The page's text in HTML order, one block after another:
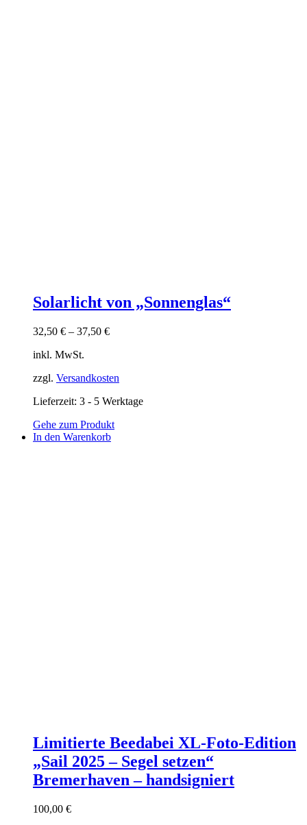
Solarlicht von „Sonnenglas“
32,50 € – 37,50 €
inkl. MwSt.
zzgl. Versandkosten
Lieferzeit: 3 - 5 Werktage
Gehe zum Produkt
In den Warenkorb
Limitierte Beedabei XL-Foto-Edition
„Sail 2025 – Segel setzen“
Bremerhaven – handsigniert
100,00 €